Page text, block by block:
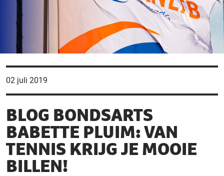
02 juli 2019
BLOG BONDSARTS
BABETTE PLUIM: VAN
TENNIS KRIJG JE MOOIE
BILLEN!